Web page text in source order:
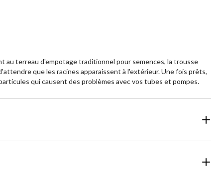
au terreau d'empotage traditionnel pour semences, la trousse
que les racines apparaissent à l'extérieur. Une fois prêts,
qui causent des problèmes avec vos tubes et pompes.